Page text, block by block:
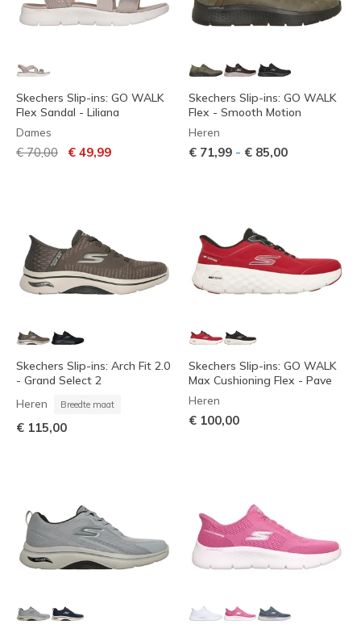
Skechers Slip-ins: GO WALK
Flex Sandal - Liliana
Dames
Prijs verlaagd van
€ 70,00 naar
€ 49,99
Skechers Slip-ins: GO WALK
Flex - Smooth Motion
Heren
€ 71,99 - € 85,00
Skechers Slip-ins: Arch Fit 2.0
- Grand Select 2
Heren Breedte maat
€ 115,00
Skechers Slip-ins: GO WALK
Max Cushioning Flex - Pave
Heren
€ 100,00